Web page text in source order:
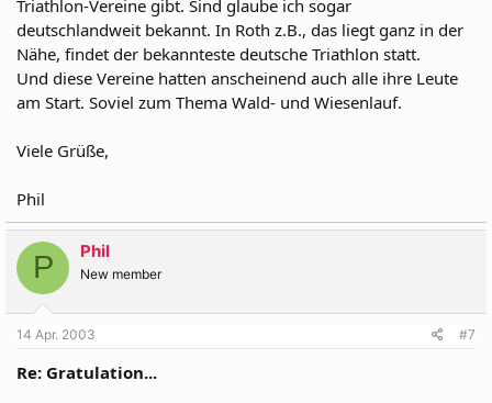
Triathlon-Vereine gibt. Sind glaube ich sogar
deutschlandweit bekannt. In Roth z.B., das liegt ganz in der
Nähe, findet der bekannteste deutsche Triathlon statt.
Und diese Vereine hatten anscheinend auch alle ihre Leute
am Start. Soviel zum Thema Wald- und Wiesenlauf.
Viele Grüße,
Phil
P Phil
New member
14 Apr. 2003 #7
Re: Gratulation...